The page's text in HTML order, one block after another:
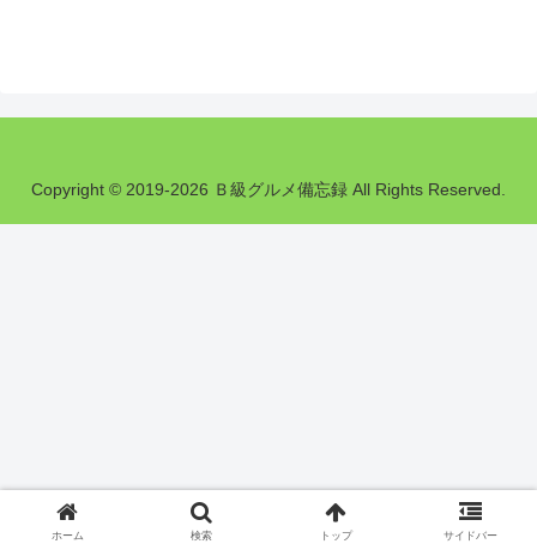
Copyright © 2019-2026 Ｂ級グルメ備忘録 All Rights Reserved.
ホーム 検索 トップ サイドバー